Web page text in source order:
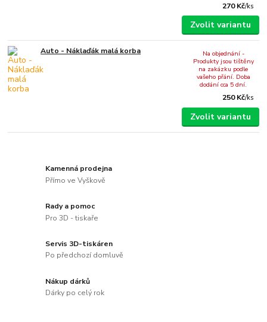
270 Kč/ks
Zvolit variantu
Auto - Náklaďák malá korba
250 Kč/ks
Na objednání -
Produkty jsou tištěny
na zakázku podle
vašeho přání. Doba
dodání cca 5 dní.
Zvolit variantu
Kamenná prodejna
Přímo ve Vyškově
Rady a pomoc
Pro 3D - tiskaře
Servis 3D-tiskáren
Po předchozí domluvě
Nákup dárků
Dárky po celý rok